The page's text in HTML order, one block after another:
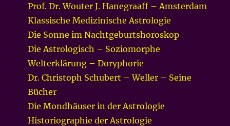
Prof. Dr. Wouter J. Hanegraaff – Amsterdam
Klassische Medizinische Astrologie
Die Sonne im Nachtgeburtshoroskop
Die Astrologisch – Soziomorphe
Welterklärung – Doryphorie
Dr. Christoph Schubert – Weller – Seine
Bücher
Die Mondhäuser in der Astrologie
Historiographie der Astrologie